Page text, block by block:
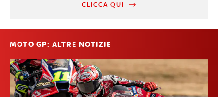
CLICCA QUI
MOTO GP: ALTRE NOTIZIE